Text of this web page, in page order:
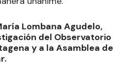
Lombana Agudelo,
del Observatorio
y a la Asamblea de